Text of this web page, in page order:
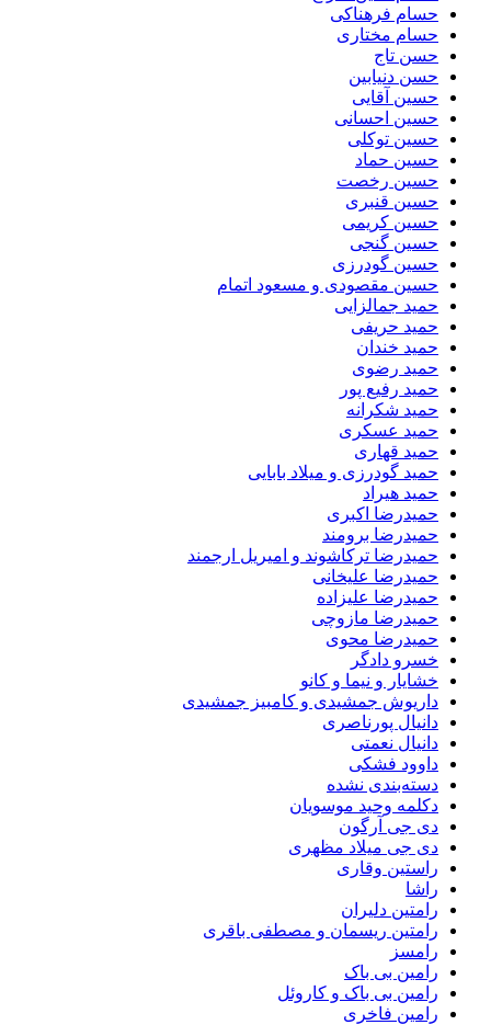
حسام فرهناکی
حسام مختاری
حسن تاج
حسن دنیابین
حسین آقایی
حسین احسانی
حسین توکلی
حسین حماد
حسین رخصت
حسین قنبری
حسین کریمی
حسین گنجی
حسین گودرزی
حسین مقصودی و مسعود اتمام
حمید جمالزایی
حمید حریفی
حمید خندان
حمید رضوی
حمید رفیع پور
حمید شکرانه
حمید عسکری
حمید قهاری
حمید گودرزی و میلاد بابایی
حمید هیراد
حمیدرضا اکبری
حمیدرضا برومند
حمیدرضا ترکاشوند و امیریل ارجمند
حمیدرضا علیخانی
حمیدرضا علیزاده
حمیدرضا مازوچی
حمیدرضا محوی
خسرو دادگر
خشایار و نیما و کانو
داریوش جمشیدی و کامبیز جمشیدی
دانیال پورناصری
دانیال نعمتی
داوود فشکی
دسته‌بندی نشده
دکلمه وحید موسویان
دی جی آرگون
دی جی میلاد مظهری
راستین وقاری
راشا
رامتین دلیران
رامتین ریسمان و مصطفی باقری
رامسز
رامین بی باک
رامین بی باک و کاروئل
رامین فاخری